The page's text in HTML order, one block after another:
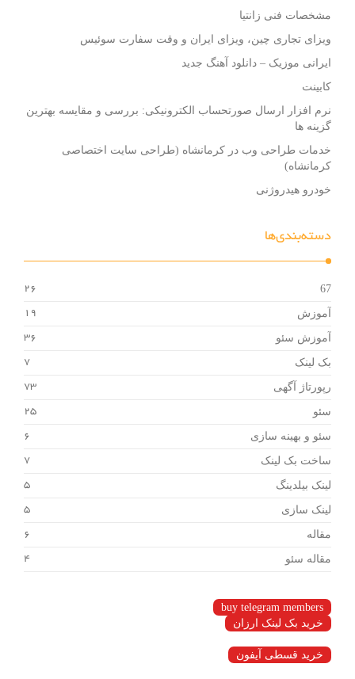
مشخصات فنی زانتیا
ویزای تجاری چین، ویزای ایران و وقت سفارت سوئیس
ایرانی موزیک – دانلود آهنگ جدید
کابینت
نرم افزار ارسال صورتحساب الکترونیکی: بررسی و مقایسه بهترین
گزینه ها
خدمات طراحی وب در کرمانشاه (طراحی سایت اختصاصی
کرمانشاه)
خودرو هیدروژنی
دسته‌بندی‌ها
67
26
آموزش 19
آموزش سئو 36
بک لینک 7
رپورتاژ آگهی 73
سئو 25
سئو و بهینه سازی 6
ساخت بک لینک 7
لینک بیلدینگ 5
لینک سازی 5
مقاله 6
مقاله سئو 4
buy telegram members
خرید بک لینک ارزان
خرید قسطی آیفون